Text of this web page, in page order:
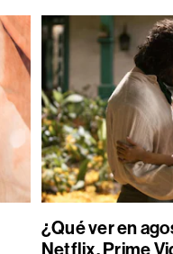
¿Qué ver en
Netflix, Prime